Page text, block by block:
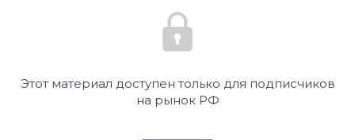
Этот материал доступен только для подписчиков
на рынок РФ